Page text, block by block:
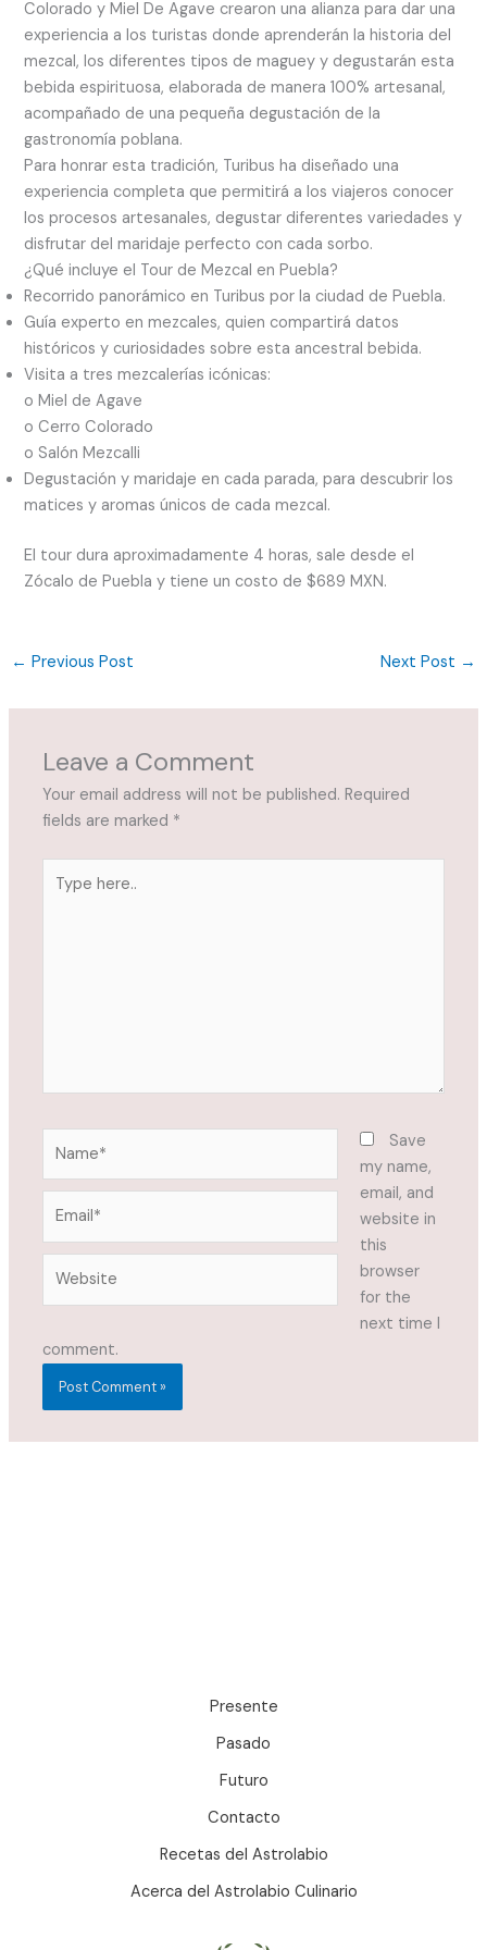
Colorado y Miel De Agave crearon una alianza para dar una
experiencia a los turistas donde aprenderán la historia del
mezcal, los diferentes tipos de maguey y degustarán esta
bebida espirituosa, elaborada de manera 100% artesanal,
acompañado de una pequeña degustación de la
gastronomía poblana.
Para honrar esta tradición, Turibus ha diseñado una
experiencia completa que permitirá a los viajeros conocer
los procesos artesanales, degustar diferentes variedades y
disfrutar del maridaje perfecto con cada sorbo.
¿Qué incluye el Tour de Mezcal en Puebla?
Recorrido panorámico en Turibus por la ciudad de Puebla.
Guía experto en mezcales, quien compartirá datos
históricos y curiosidades sobre esta ancestral bebida.
Visita a tres mezcalerías icónicas:
o Miel de Agave
o Cerro Colorado
o Salón Mezcalli
Degustación y maridaje en cada parada, para descubrir los
matices y aromas únicos de cada mezcal.
El tour dura aproximadamente 4 horas, sale desde el
Zócalo de Puebla y tiene un costo de $689 MXN.
← Previous Post Next Post →
Leave a Comment
Your email address will not be published. Required
fields are marked *
here..
Save
my name,
email, and
website in
this
browser
for the
next time I
comment.
Presente
Pasado
Futuro
Contacto
Recetas del Astrolabio
Acerca del Astrolabio Culinario